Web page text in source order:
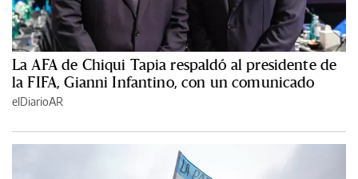
La AFA de Chiqui Tapia respaldó al presidente de
la FIFA, Gianni Infantino, con un comunicado
elDiarioAR